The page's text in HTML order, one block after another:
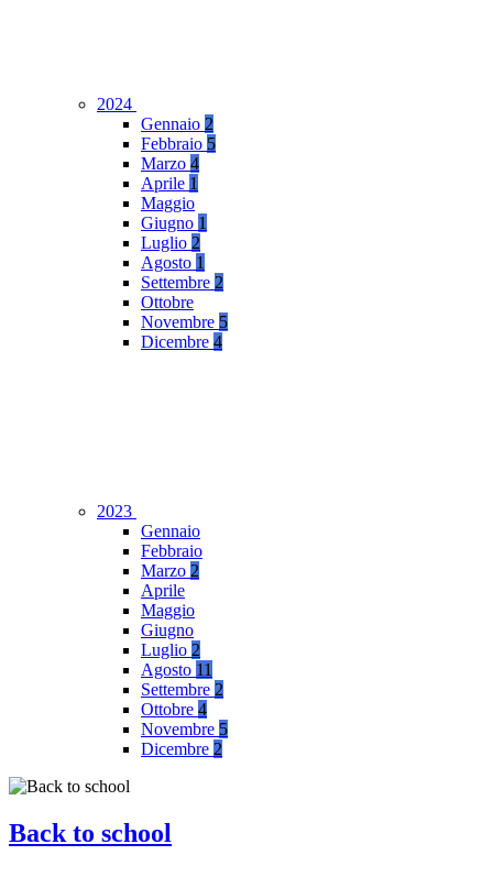
2024
Gennaio 2
Febbraio 5
Marzo 4
Aprile 1
Maggio
Giugno 1
Luglio 2
Agosto 1
Settembre 2
Ottobre
Novembre 5
Dicembre 4
2023
Gennaio
Febbraio
Marzo 2
Aprile
Maggio
Giugno
Luglio 2
Agosto 11
Settembre 2
Ottobre 4
Novembre 5
Dicembre 2
Back to school